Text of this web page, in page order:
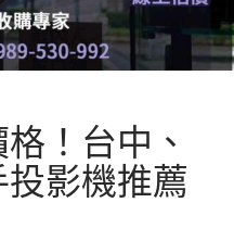
！台中、
影機推薦